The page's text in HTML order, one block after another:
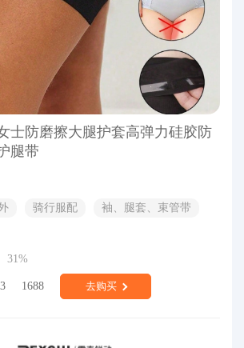
士防磨擦大腿护套高弹力硅胶防
腿带
骑行服配 袖、腿套、束管带
31%
1688 去购买